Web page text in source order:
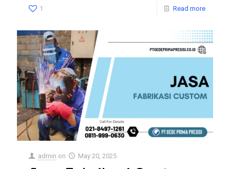
1 Read more
admin on May 20, 2025